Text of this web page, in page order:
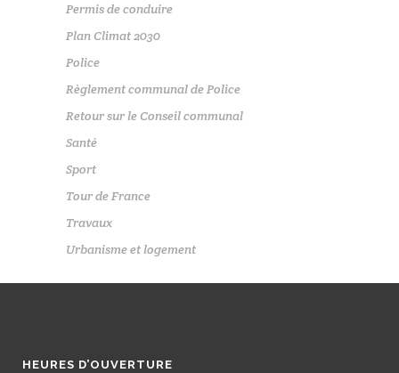
Permis de conduire
Plan Climat 2030
Police
Règlement communal de Police
Retour sur le Conseil communal
Santé
Sport
Tour de France
Travaux
Urbanisme et logement
HEURES D’OUVERTURE